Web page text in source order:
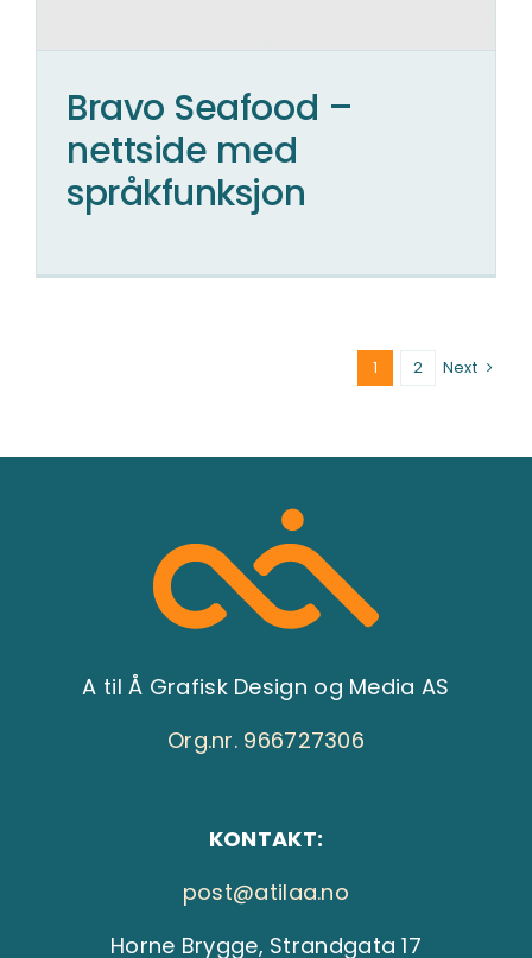
Bravo Seafood –
nettside med
språkfunksjon
1 2 Next
A til Å Grafisk Design og Media AS
Org.nr. 966727306
KONTAKT:
post@atilaa.no
Horne Brygge, Strandgata 17